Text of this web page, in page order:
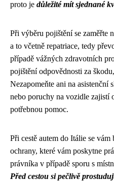
proto je důležité mít sjednané
Při výběru pojištění se zaměřte
a to včetně repatriace, tedy
případě vážných zdravotních
pojištění odpovědnosti za
Nezapomeňte ani na asistenční
nebo poruchy na vozidle zajistí
potřebnou pomoc.
Při cestě autem do Itálie se
ochrany, které vám poskytne
právníka v případě sporu s
Před cestou si pečlivě